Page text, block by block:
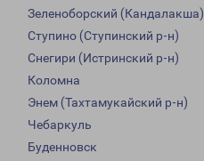
Зеленоборский (Кандалакша)
Ступино (Ступинский р-н)
Снегири (Истринский р-н)
Коломна
Энем (Тахтамукайский р-н)
Чебаркуль
Буденновск